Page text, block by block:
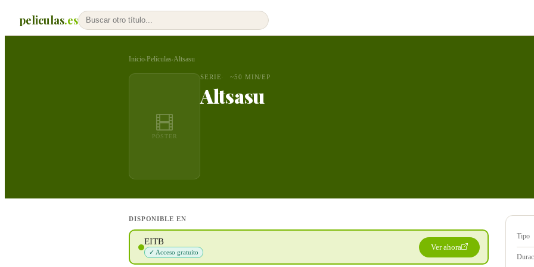
peliculas.es
Inicio›Películas›Altsasu
PÓSTER
SERIE ~50 MIN/EP
Altsasu
DISPONIBLE EN
EITB
✓ Acceso gratuito
Ver ahora
Tipo